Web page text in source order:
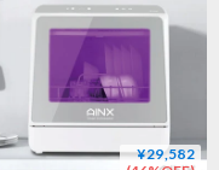
¥29,582